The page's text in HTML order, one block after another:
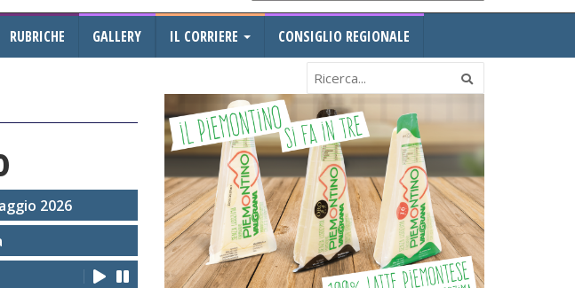
RUBRICHE GALLERY IL CORRIERE CONSIGLIO REGIONALE
2026